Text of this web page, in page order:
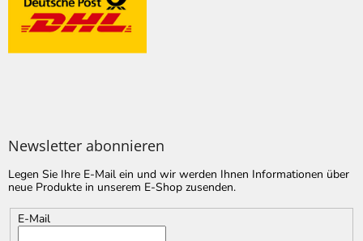
Newsletter abonnieren
Legen Sie Ihre E-Mail ein und wir werden Ihnen Informationen über
neue Produkte in unserem E-Shop zusenden.
E-Mail